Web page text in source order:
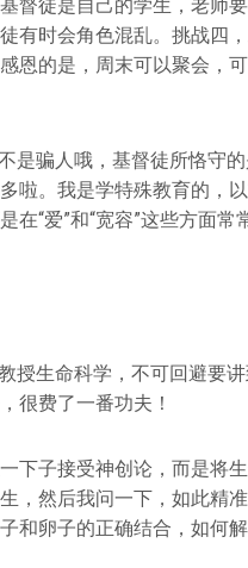
督徒是自己的学生，老师
有时会角色混乱。挑战四
恩的是，周末可以聚会，
是骗人哦，基督徒所恪守
啦。我是学特殊教育的，
在“爱”和“宽容”这些方面
授生命科学，不可回避要
很费了一番功夫！
下子接受神创论，而是将
，然后我问一下，如此精
和卵子的正确结合，如何